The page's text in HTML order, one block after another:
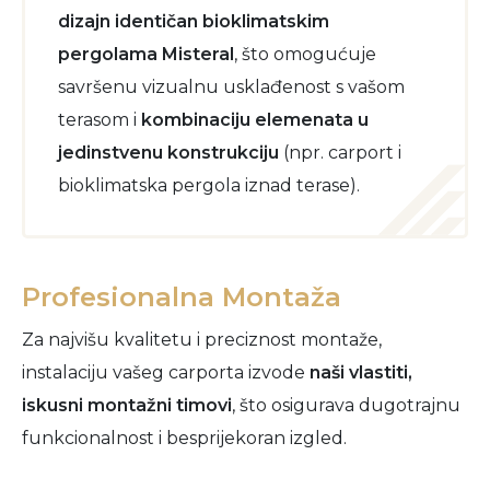
dizajn identičan bioklimatskim
pergolama Misteral, što omogućuje
savršenu vizualnu usklađenost s vašom
terasom i kombinaciju elemenata u
jedinstvenu konstrukciju (npr. carport i
bioklimatska pergola iznad terase).
Profesionalna Montaža
Za najvišu kvalitetu i preciznost montaže,
instalaciju vašeg carporta izvode naši vlastiti,
iskusni montažni timovi, što osigurava dugotrajnu
funkcionalnost i besprijekoran izgled.